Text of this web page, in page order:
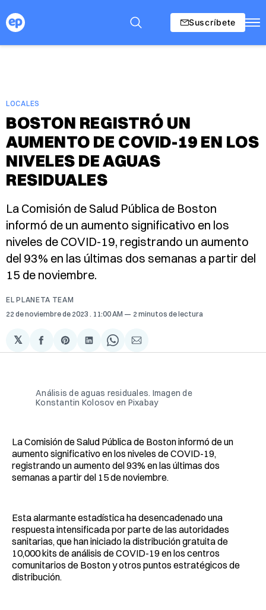
Suscríbete
LOCALES
BOSTON REGISTRÓ UN
AUMENTO DE COVID-19 EN LOS
NIVELES DE AGUAS
RESIDUALES
La Comisión de Salud Pública de Boston
informó de un aumento significativo en los
niveles de COVID-19, registrando un aumento
del 93% en las últimas dos semanas a partir del
15 de noviembre.
EL PLANETA TEAM
22 de noviembre de 2023 . 11:00 AM 2 minutos de lectura
𝕏
Compartir
en
Share
on
Compartir
en
Share
on
Compartir
via
Análisis de aguas residuales. Imagen de
Konstantin Kolosov en Pixabay
La Comisión de Salud Pública de Boston informó de un
aumento significativo en los niveles de COVID-19,
registrando un aumento del 93% en las últimas dos
semanas a partir del 15 de noviembre.
Esta alarmante estadística ha desencadenado una
respuesta intensificada por parte de las autoridades
sanitarias, que han iniciado la distribución gratuita de
10,000 kits de análisis de COVID-19 en los centros
comunitarios de Boston y otros puntos estratégicos de
distribución.